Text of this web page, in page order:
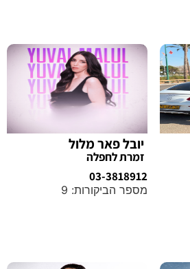
יובל פאר מלול
זמרת לחפלה
03-3818912
מספר הביקורות: 9